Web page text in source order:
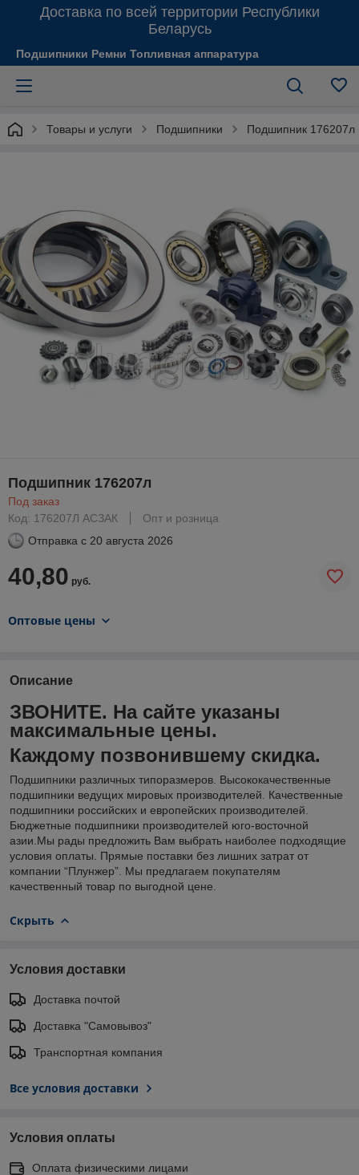
Доставка по всей территории Республики
Беларусь
Подшипники Ремни Топливная аппаратура
Товары и услуги Подшипники Подшипник 176207л
Подшипник 176207л
Под заказ
Код: 176207Л АСЗАК
Опт и розница
Отправка с 20 августа 2026
40,80 руб.
Оптовые цены
Описание
ЗВОНИТЕ. На сайте указаны
максимальные цены.
Каждому позвонившему скидка.
Подшипники различных типоразмеров. Высококачественные
подшипники ведущих мировых производителей. Качественные
подшипники российских и европейских производителей.
Бюджетные подшипники производителей юго-восточной
азии.Мы рады предложить Вам выбрать наиболее подходящие
условия оплаты. Прямые поставки без лишних затрат от
компании “Плунжер”. Мы предлагаем покупателям
качественный товар по выгодной цене.
Скрыть
Условия доставки
Доставка почтой
Доставка "Самовывоз"
Транспортная компания
Все условия доставки
Условия оплаты
Оплата физическими лицами